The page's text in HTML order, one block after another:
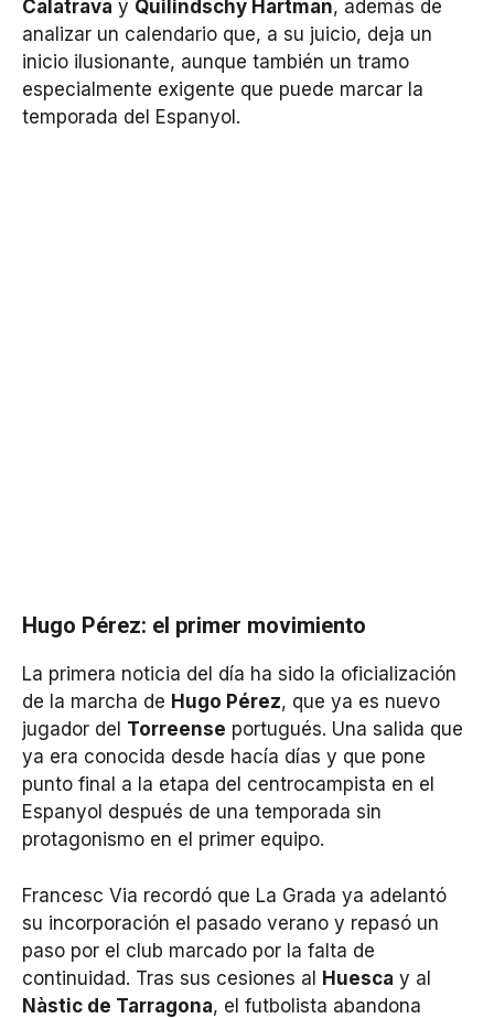
Calatrava y Quilindschy Hartman, además de
analizar un calendario que, a su juicio, deja un
inicio ilusionante, aunque también un tramo
especialmente exigente que puede marcar la
temporada del Espanyol.
Hugo Pérez: el primer movimiento
La primera noticia del día ha sido la oficialización
de la marcha de Hugo Pérez, que ya es nuevo
jugador del Torreense portugués. Una salida que
ya era conocida desde hacía días y que pone
punto final a la etapa del centrocampista en el
Espanyol después de una temporada sin
protagonismo en el primer equipo.
Francesc Via recordó que La Grada ya adelantó
su incorporación el pasado verano y repasó un
paso por el club marcado por la falta de
continuidad. Tras sus cesiones al Huesca y al
Nàstic de Tarragona, el futbolista abandona